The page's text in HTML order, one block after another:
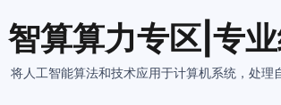
智算算力专区|专
将人工智能算法和技术应用于计算机系统，处